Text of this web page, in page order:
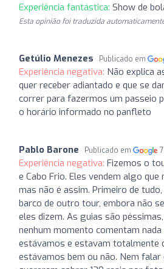
Experiência fantástica: Show de
Esta opinião foi traduzida
Getúlio Menezes Publicado em
Experiência negativa: Não explica
quer receber adiantado e que se
correr para fazermos um passeio
o horário informado no panfleto
Pablo Barone Publicado em
Experiência negativa: Fizemos o
e Cabo Frio. Eles vendem algo
mas não é assim. Primeiro de
barco de outro tour, embora não
eles dizem. As guias são
nenhum momento comentam
estávamos e estavam totalmente
estávamos bem ou não. Nem falar